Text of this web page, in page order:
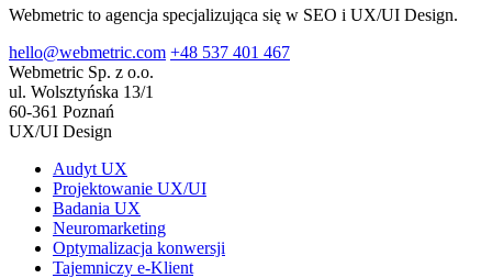
Webmetric to agencja specjalizująca się w SEO i UX/UI Design.
hello@webmetric.com +48 537 401 467
Webmetric Sp. z o.o.
ul. Wolsztyńska 13/1
60-361 Poznań
UX/UI Design
Audyt UX
Projektowanie UX/UI
Badania UX
Neuromarketing
Optymalizacja konwersji
Tajemniczy e-Klient